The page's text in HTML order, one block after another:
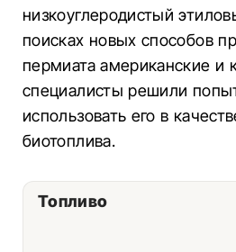
низкоуглеродистый
поисках новых способов
пермиата американские и
специалисты решили
использовать его в
биотоплива.
Топливо